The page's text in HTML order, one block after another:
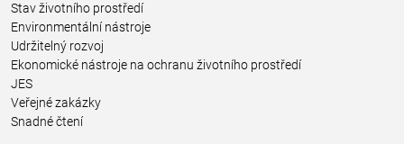
Stav životního prostředí
Environmentální nástroje
Udržitelný rozvoj
Ekonomické nástroje na ochranu životního prostředí
JES
Veřejné zakázky
Snadné čtení